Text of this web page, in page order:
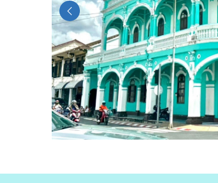
Previous